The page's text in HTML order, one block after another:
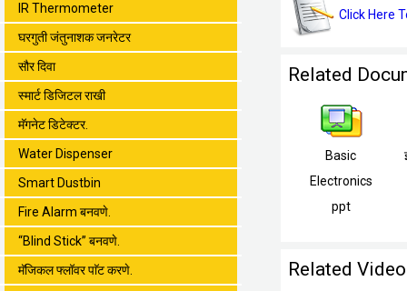
IR Thermometer
घरगुती जंतुनाशक जनरेटर
सौर दिवा
स्मार्ट डिजिटल राखी
मॅगनेट डिटेक्टर.
Water Dispenser
Smart Dustbin
Fire Alarm बनवणे.
“Blind Stick” बनवणे.
मॅजिकल फ्लॉवर पाॅट करणे.
Click Here
Related
Basic
Electronics
ppt
Related